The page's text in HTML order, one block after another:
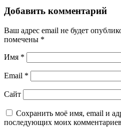
Добавить комментарий
Ваш адрес email не будет
помечены *
Имя *
Email *
Сайт
Сохранить моё имя, email и
последующих моих